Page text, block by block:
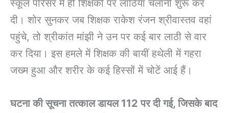
स्कूल परिसर में ही शिक्षकों पर लाठियां चलानी शुरू कर
दी। शोर सुनकर जब शिक्षक राकेश रंजन श्रीवास्तव वहां
पहुंचे, तो श्रीकांत मांझी ने उन पर कई बार लाठी से वार
कर दिया। इस हमले में शिक्षक की बायीं हथेली में गहरा
जख्म हुआ और शरीर के कई हिस्सों में चोटें आई हैं।
घटना की सूचना तत्काल डायल 112 पर दी गई, जिसके बाद